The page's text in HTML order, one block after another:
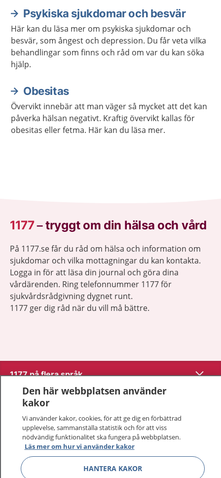
Psykiska sjukdomar och besvär
Här kan du läsa mer om psykiska sjukdomar och
besvär, som ångest och depression. Du får veta vilka
behandlingar som finns och råd om var du kan söka
hjälp.
Obesitas
Övervikt innebär att man väger så mycket att det kan
påverka hälsan negativt. Kraftig övervikt kallas för
obesitas eller fetma. Här kan du läsa mer.
1177–tryggt om din hälsa och vård
På 1177.se får du råd om hälsa och information om
sjukdomar och vilka mottagningar du kan kontakta.
Logga in för att läsa din journal och göra dina
vårdärenden. Ring telefonnummer 1177 för
sjukvårdsrådgivning dygnet runt.
1177 ger dig råd när du vill må bättre.
1177 på flera språk Visa
Om 1177
Kontakt
Behandling av personuppgifter
Den här webbplatsen använder
kakor
Vi använder kakor, cookies, för att ge dig en förbättrad
upplevelse, sammanställa statistik och för att viss
nödvändig funktionalitet ska fungera på webbplatsen.
Läs mer om hur vi använder kakor
HANTERA KAKOR